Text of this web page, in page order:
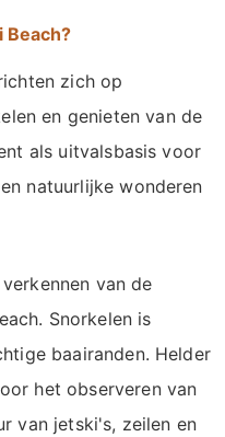
Beach?
zich op
en genieten van de
als uitvalsbasis voor
natuurlijke wonderen
van de
Snorkelen is
baairanden. Helder
het observeren van
van jetski's, zeilen en